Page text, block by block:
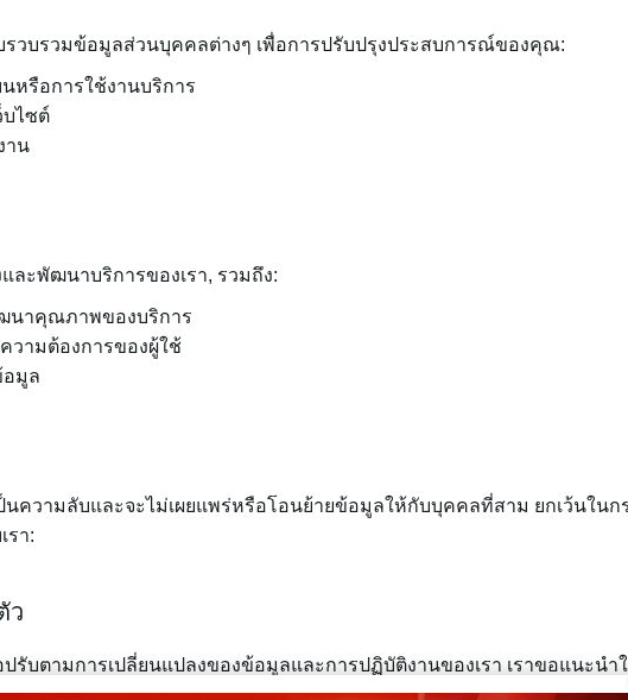
บรวบรวมข้อมูลส่วนบุคคลต่างๆ เพื่อการปรับปรุงประสบการณ์ของคุณ:
หรือการใช้งานบริการ
บไซต์
าน
ละพัฒนาบริการของเรา, รวมถึง:
นาคุณภาพของบริการ
วามต้องการของผู้ใช้
อมูล
ความลับและจะไม่เผยแพร่หรือโอนย้ายข้อมูลให้กับบุคคลที่สาม ยกเว้นใน
รา:
ว
ปรับตามการเปลี่ยนแปลงของข้อมูลและการปฏิบัติงานของเรา เราขอแนะน
ถึงการเปลี่ยนแปลงที่เกิดขึ้น: